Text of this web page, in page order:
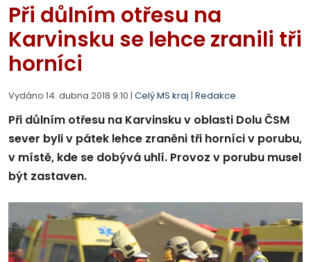
Při důlním otřesu na
Karvinsku se lehce zranili tři
horníci
Vydáno 14. dubna 2018 9:10 | Celý MS kraj | Redakce
Při důlním otřesu na Karvinsku v oblasti Dolu ČSM
sever byli v pátek lehce zraněni tři horníci v porubu,
v místě, kde se dobývá uhlí. Provoz v porubu musel
být zastaven.